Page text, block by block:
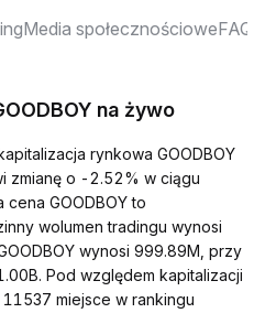
Media społecznościoweFAQ
na żywo
rynkowa GOODBOY
zmianę o -2.52% w ciągu
GOODBOY to
wolumen tradingu wynosi
wynosi 999.89M, przy
Pod względem kapitalizacji
miejsce w rankingu